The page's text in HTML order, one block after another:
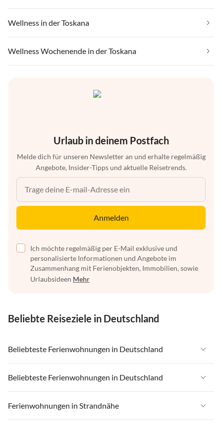
Wellness in der Toskana
Wellness Wochenende in der Toskana
Urlaub in deinem Postfach
Melde dich für unseren Newsletter an und erhalte regelmäßig
Angebote, Insider-Tipps und aktuelle Reisetrends.
Anmelden
Ich möchte regelmäßig per E-Mail exklusive und
personalisierte Informationen und Angebote im
Zusammenhang mit Ferienobjekten, Immobilien, sowie
Urlaubsideen Mehr
Beliebte Reiseziele in Deutschland
Beliebteste Ferienwohnungen in Deutschland
Ferienwohnungen in Deutschland
Ferienwohnungen in Ostsee
Ferienwohnungen in Nordsee
Beliebteste Ferienwohnungen in Deutschland
Ferienwohnungen in Deutschland
Ferienwohnungen in Ostsee
Ferienwohnungen in Strandnähe